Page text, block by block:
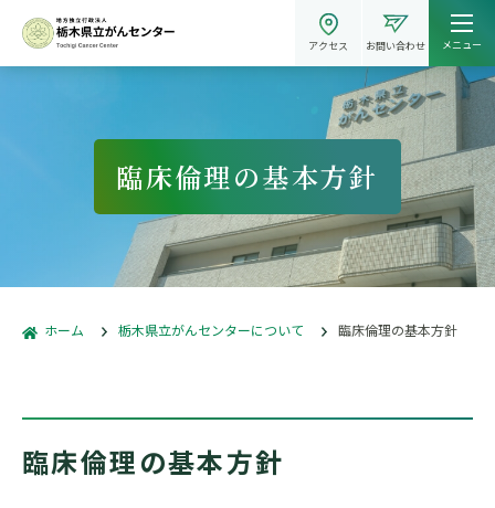
アクセス お問い合わせ メニュー
臨床倫理の基本方針
ホーム 栃木県立がんセンターについて 臨床倫理の基本方針
臨床倫理の基本方針